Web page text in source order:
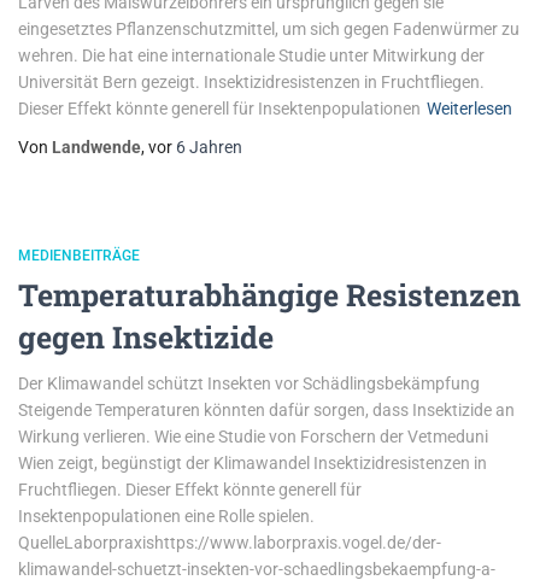
eingesetztes Pflanzenschutzmittel, um sich gegen Fadenwürmer zu
wehren. Die hat eine internationale Studie unter Mitwirkung der
Universität Bern gezeigt. Insektizidresistenzen in Fruchtfliegen.
Dieser Effekt könnte generell für Insektenpopulationen Weiterlesen
Von Landwende, vor 6 Jahren
MEDIENBEITRÄGE
Temperaturabhängige Resistenzen
gegen Insektizide
Der Klimawandel schützt Insekten vor Schädlingsbekämpfung
Steigende Temperaturen könnten dafür sorgen, dass Insektizide an
Wirkung verlieren. Wie eine Studie von Forschern der Vetmeduni
Wien zeigt, begünstigt der Klimawandel Insektizidresistenzen in
Fruchtfliegen. Dieser Effekt könnte generell für
Insektenpopulationen eine Rolle spielen.
QuelleLaborpraxishttps://www.laborpraxis.vogel.de/der-
klimawandel-schuetzt-insekten-vor-schaedlingsbekaempfung-a-